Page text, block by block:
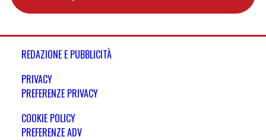
REDAZIONE E PUBBLICITÀ
PRIVACY
PREFERENZE PRIVACY
COOKIE POLICY
PREFERENZE ADV